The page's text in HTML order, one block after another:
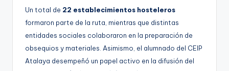
Un total de 22 establecimientos hosteleros
formaron parte de la ruta, mientras que distintas
entidades sociales colaboraron en la preparación de
obsequios y materiales. Asimismo, el alumnado del CEIP
Atalaya desempeñó un papel activo en la difusión del